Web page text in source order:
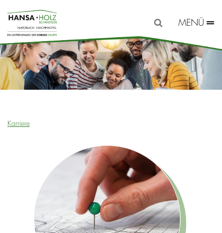
MENÜ
Karriere